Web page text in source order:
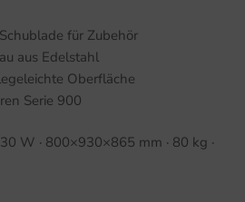
für Zubehör
aus Edelstahl
Oberfläche
Serie 900
W · 800×930×865 mm · 80 kg ·